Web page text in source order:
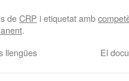
deCRP i etiquetat amb
.
llengües El